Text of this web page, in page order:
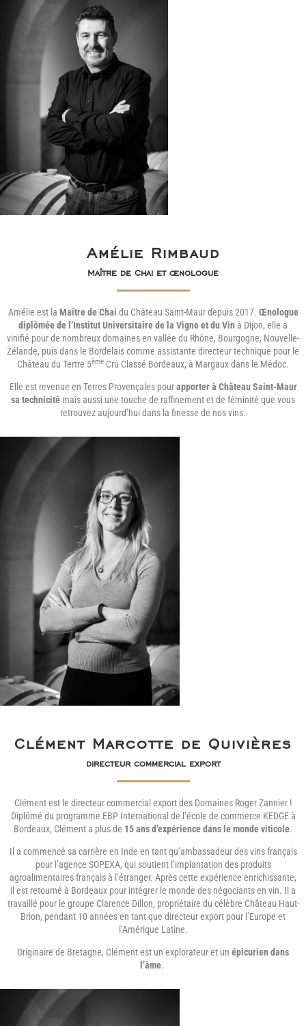
Amélie Rimbaud
Maître de Chai et œnologue
Amélie est la Maître de Chai du Château Saint-Maur depuis 2017. Œnologue
diplômée de l’Institut Universitaire de la Vigne et du Vin à Dijon, elle a
vinifié pour de nombreux domaines en vallée du Rhône, Bourgogne, Nouvelle-
Zélande, puis dans le Bordelais comme assistante directeur technique pour le
Château du Tertre 5ème Cru Classé Bordeaux, à Margaux dans le Médoc.
Elle est revenue en Terres Provençales pourapporter à Château Saint-Maur
sa technicité mais aussi une touche de raffinement et de féminité que vous
retrouvez aujourd’hui dans la finesse de nos vins.
Clément Marcotte de Quivières
directeur commercial export
Clément est le directeur commercial export des Domaines Roger Zannier !
Diplômé du programme EBP International de l’école de commerce KEDGE à
Bordeaux, Clément a plus de 15 ans d’expérience dans le monde viticole.
Il a commencé sa carrière en Inde en tant qu’ambassadeur des vins français
pour l’agence SOPEXA, qui soutient l’implantation des produits
agroalimentaires français à l’étranger. Après cette expérience enrichissante,
il est retourné à Bordeaux pour intégrer le monde des négociants en vin. Il a
travaillé pour le groupe Clarence Dillon, propriétaire du célèbre Château Haut-
Brion, pendant 10 années en tant que directeur export pour l’Europe et
l’Amérique Latine.
Originaire de Bretagne, Clément est un explorateur et un épicurien dans
l’âme.